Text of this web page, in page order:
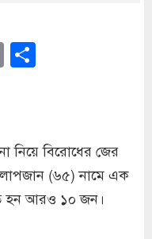
Copy
Link
নিয়ে বিরোধের জের
(৬৫) নামে এক
হন আরও ১০ জন।